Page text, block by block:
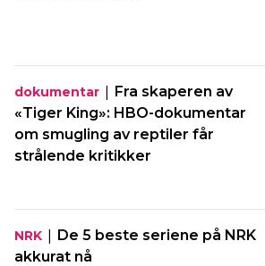
dokumentar | Fra skaperen av
«Tiger King»: HBO-dokumentar
om smugling av reptiler får
strålende kritikker
NRK | De 5 beste seriene på NRK
akkurat nå